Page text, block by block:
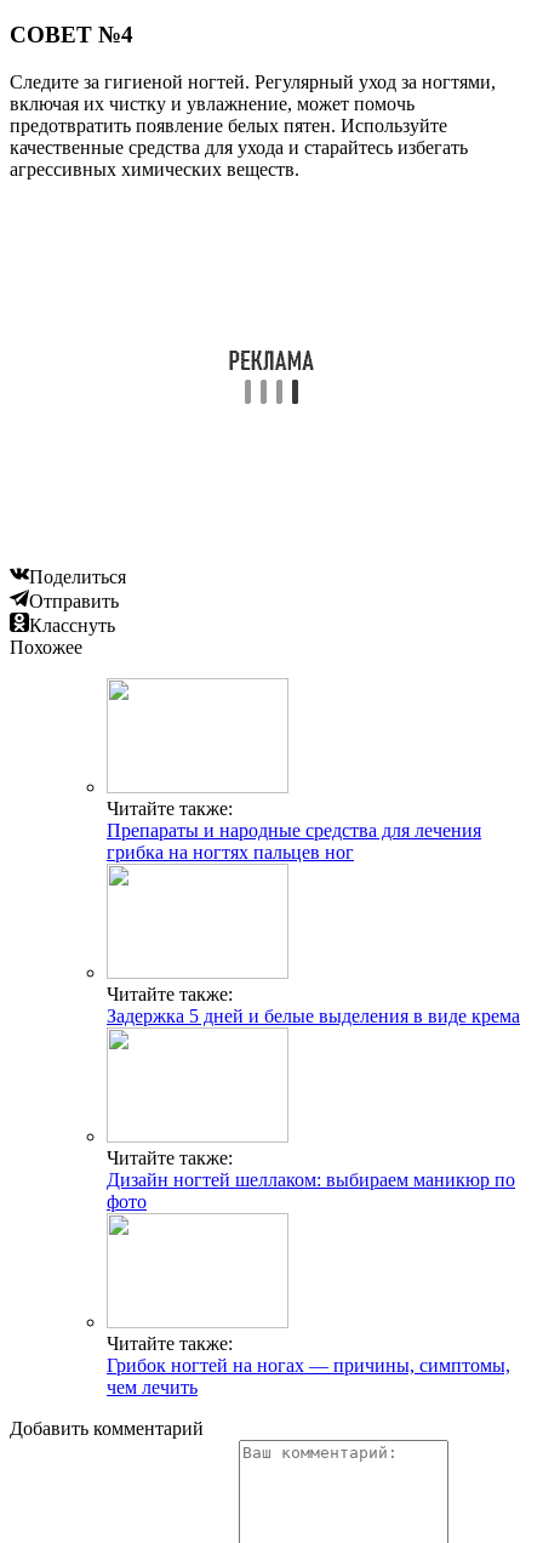
СОВЕТ №4
Следите за гигиеной ногтей. Регулярный уход за ногтями,
включая их чистку и увлажнение, может помочь
предотвратить появление белых пятен. Используйте
качественные средства для ухода и старайтесь избегать
агрессивных химических веществ.
Поделиться
Отправить
Класснуть
Похожее
Читайте также:
Препараты и народные средства для лечения
грибка на ногтях пальцев ног
Читайте также:
Задержка 5 дней и белые выделения в виде крема
Читайте также:
Дизайн ногтей шеллаком: выбираем маникюр по
фото
Читайте также:
Грибок ногтей на ногах — причины, симптомы,
чем лечить
Добавить комментарий